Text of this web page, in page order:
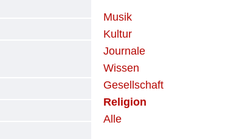
Musik
Kultur
Journale
Wissen
Gesellschaft
Religion
Alle